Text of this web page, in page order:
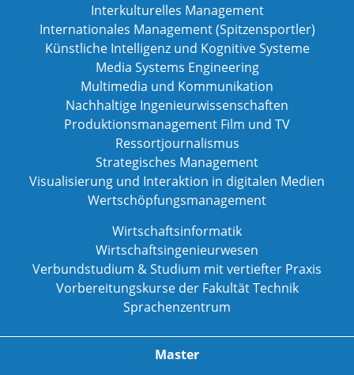
Interkulturelles Management
Internationales Management (Spitzensportler)
Künstliche Intelligenz und Kognitive Systeme
Media Systems Engineering
Multimedia und Kommunikation
Nachhaltige Ingenieurwissenschaften
Produktionsmanagement Film und TV
Ressortjournalismus
Strategisches Management
Visualisierung und Interaktion in digitalen Medien
Wertschöpfungsmanagement
Wirtschaftsinformatik
Wirtschaftsingenieurwesen
Verbundstudium & Studium mit vertiefter Praxis
Vorbereitungskurse der Fakultät Technik
Sprachenzentrum
Master